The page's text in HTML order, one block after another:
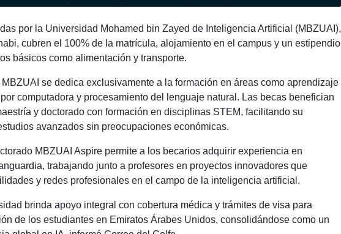
por la Universidad Mohamed bin Zayed de Inteligencia Artificial (MBZUAI),
cubren el 100% de la matrícula, alojamiento en el campus y un estipendio
básicos como alimentación y transporte.
se dedica exclusivamente a la formación en áreas como aprendizaje
computadora y procesamiento del lenguaje natural. Las becas benefician
y doctorado con formación en disciplinas STEM, facilitando su
avanzados sin preocupaciones económicas.
MBZUAI Aspire permite a los becarios adquirir experiencia en
trabajando junto a profesores en proyectos innovadores que
y redes profesionales en el campo de la inteligencia artificial.
brinda apoyo integral con cobertura médica y trámites de visa para
de los estudiantes en Emiratos Árabes Unidos, consolidándose como un